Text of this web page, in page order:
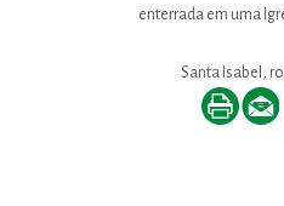
enterrada em uma
Santa Isabel,